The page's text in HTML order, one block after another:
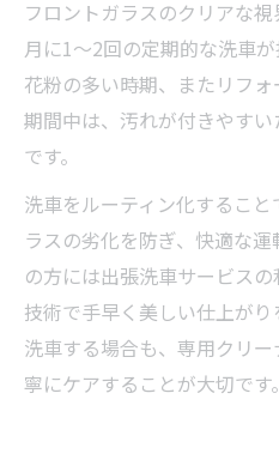
フロントガラスのクリアな視
月に1～2回の定期的な洗車
花粉の多い時期、またリフ
期間中は、汚れが付きやす
です。
洗車をルーティン化するこ
ラスの劣化を防ぎ、快適な
の方には出張洗車サービス
技術で手早く美しい仕上が
洗車する場合も、専用クリ
寧にケアすることが大切です。